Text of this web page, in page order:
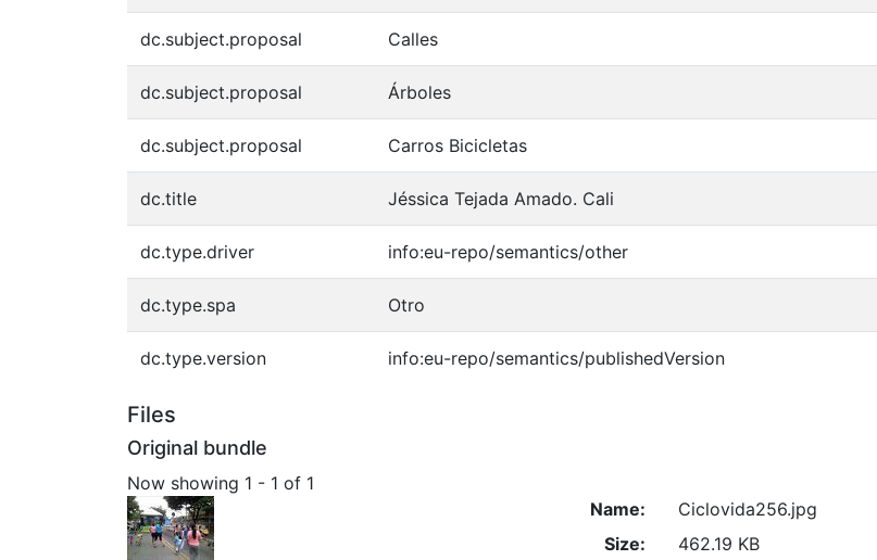
dc.subject.proposal Calles
dc.subject.proposal Árboles
dc.subject.proposal Carros Bicicletas
dc.title Jéssica Tejada Amado. Cali
dc.type.driver info:eu-repo/semantics/other
dc.type.spa Otro
dc.type.version info:eu-repo/semantics/publishedVersion
Files
Original bundle
Now showing 1 - 1 of 1
Name:
Ciclovida256.jpg
Size:
462.19 KB